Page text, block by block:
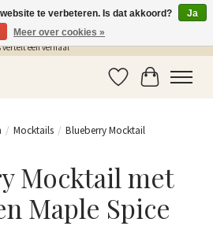
Sherlocks Place: dé plek voor MONIN siropen, bar
een verhaal
Verlanglijst
/ Mocktails / Blueberry Mocktail
Mocktail met
Maple Spice
te verbeteren. Is dat akkoord?
Ja
Meer over cookies »